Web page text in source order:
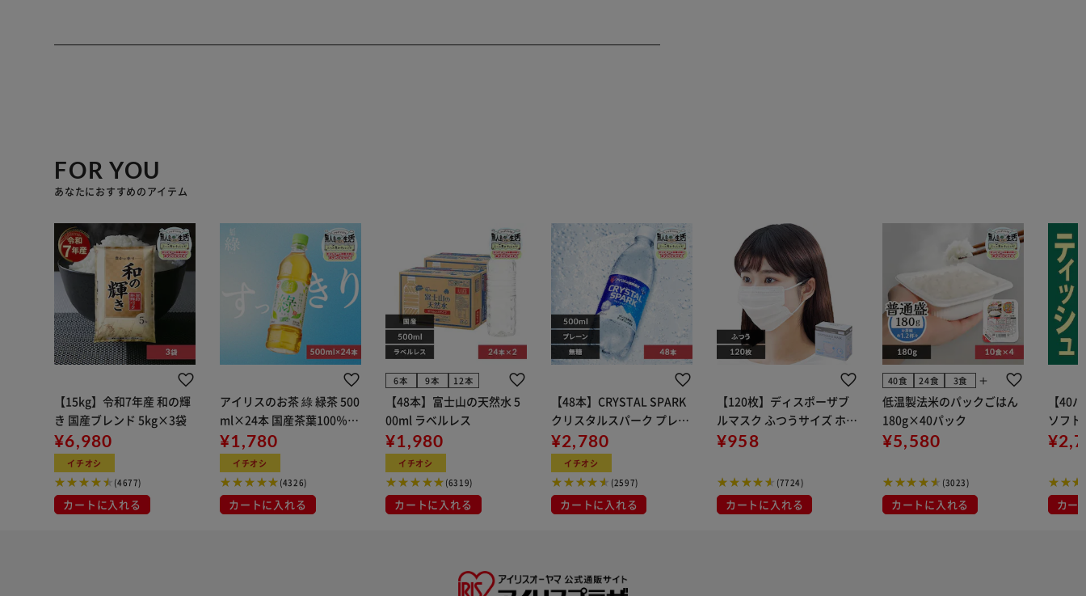
FOR YOU
あなたにおすすめのアイテム
【15kg】令和7年産 和の輝
き 国産ブレンド 5kg×3袋
¥6,980
イチオシ
(4677)
カートに入れる
アイリスのお茶 綠 緑茶 500
ml×24本 国産茶葉100％使
用
¥1,780
イチオシ
(4326)
カートに入れる
6本 9本 12本
【48本】富士山の天然水 5
00ml ラベルレス
¥1,980
イチオシ
(6319)
カートに入れる
【48本】CRYSTAL SPARK
クリスタルスパーク プレー
ン 500ml
¥2,780
イチオシ
(2597)
カートに入れる
【120枚】ディスポーザブ
ルマスク ふつうサイズ ホワ
イト 大容量 DISPOSABLE
布
¥958
(7724)
カートに入れる
40食 24食 3食 add
低温製法米のパックごはん
180g×40パック
¥5,580
(3023)
カートに入れる
【40
ソフ
組) 5
カー